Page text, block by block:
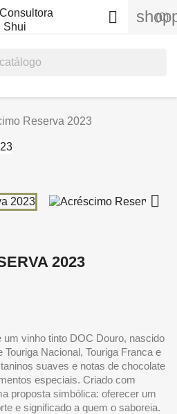
(0)

Reserva 2023

2023
vinho tinto DOC Douro, nascido
Nacional, Touriga Franca e
suaves e notas de chocolate
especiais. Criado com
proposta simbólica: oferecer um
e significado a quem o saboreia.